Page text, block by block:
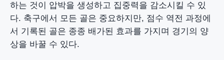
하는 것이 압박을 생성하고 집중력을 감소시킬 수 있
다. 축구에서 모든 골은 중요하지만, 점수 역전 과정에
서 기록된 골은 종종 배가된 효과를 가지며 경기의 양
상을 바꿀 수 있다.